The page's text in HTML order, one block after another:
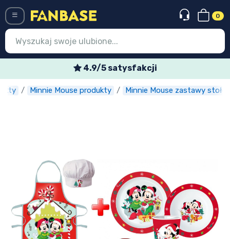
0
4.9/5 satysfakcji
Minnie Mouse produkty Minnie Mouse zastawy
Wejście Rejestracja
Doręczenie ekspresowe
Przedsprzedaż
Outlet produkty
Wysyłka i płatność